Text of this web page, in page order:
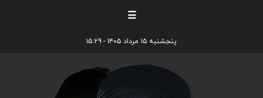
☰
پنجشنبه ۱۵ مرداد ۱۴۰۵ - ۱۵:۲۹